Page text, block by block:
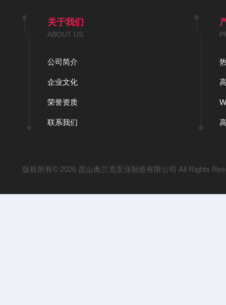
关于我们
ABOUT US
公司简介
企业文化
荣誉资质
联系我们
版权所有© 2026 昆山奥兰克泵业制造有限公司 All Rights